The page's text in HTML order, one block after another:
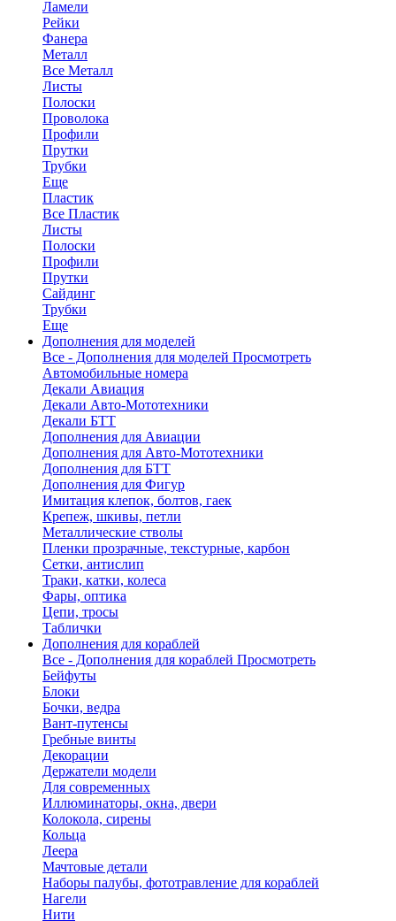
Ламели
Рейки
Фанера
Металл
Все Металл
Листы
Полоски
Проволока
Профили
Прутки
Трубки
Еще
Пластик
Все Пластик
Листы
Полоски
Профили
Прутки
Сайдинг
Трубки
Еще
Дополнения для моделей
Все - Дополнения для моделей Просмотреть
Автомобильные номера
Декали Авиация
Декали Авто-Мототехники
Декали БТТ
Дополнения для Авиации
Дополнения для Авто-Мототехники
Дополнения для БТТ
Дополнения для Фигур
Имитация клепок, болтов, гаек
Крепеж, шкивы, петли
Металлические стволы
Пленки прозрачные, текстурные, карбон
Сетки, антислип
Траки, катки, колеса
Фары, оптика
Цепи, тросы
Таблички
Дополнения для кораблей
Все - Дополнения для кораблей Просмотреть
Бейфуты
Блоки
Бочки, ведра
Вант-путенсы
Гребные винты
Декорации
Держатели модели
Для современных
Иллюминаторы, окна, двери
Колокола, сирены
Кольца
Леера
Мачтовые детали
Наборы палубы, фототравление для кораблей
Нагели
Нити